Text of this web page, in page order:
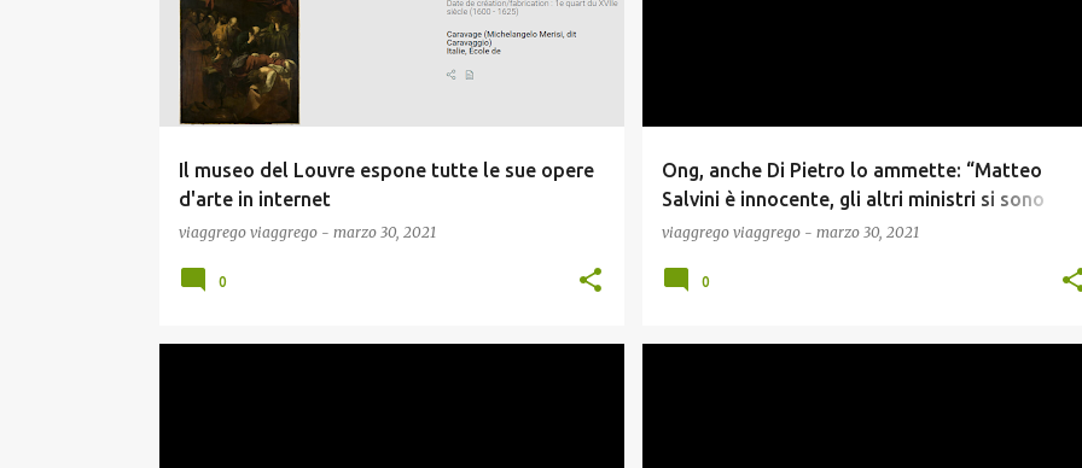
Il museo del Louvre espone tutte le sue opere
d'arte in internet
viaggrego viaggrego - marzo 30, 2021
0
Ong, anche Di Pietro lo ammette: “Matteo
Salvini è innocente, gli altri ministri si sono
lavati le mani”
viaggrego viaggrego - marzo 30, 2021
0